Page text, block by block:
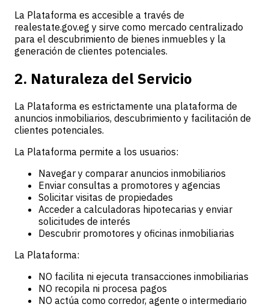
La Plataforma es accesible a través de
realestate.gov.eg y sirve como mercado centralizado
para el descubrimiento de bienes inmuebles y la
generación de clientes potenciales.
2. Naturaleza del Servicio
La Plataforma es estrictamente una plataforma de
anuncios inmobiliarios, descubrimiento y facilitación de
clientes potenciales.
La Plataforma permite a los usuarios:
Navegar y comparar anuncios inmobiliarios
Enviar consultas a promotores y agencias
Solicitar visitas de propiedades
Acceder a calculadoras hipotecarias y enviar
solicitudes de interés
Descubrir promotores y oficinas inmobiliarias
La Plataforma:
NO facilita ni ejecuta transacciones inmobiliarias
NO recopila ni procesa pagos
NO actúa como corredor, agente o intermediario